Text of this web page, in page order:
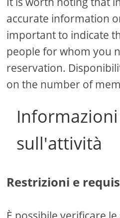
accurate information
important to indicate
people for whom you
reservation.
on the number of
Informazioni
sull'attività
Restrizioni e